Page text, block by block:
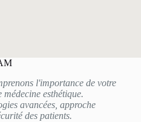
l'importance de votre
esthétique.
avancées, approche
des patients.